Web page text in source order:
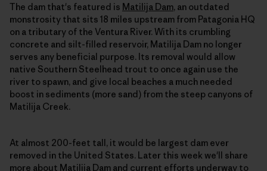
The dam that's featured is Matilija Dam, an outdated
monstrosity that sits 18 miles upstream from Patagonia HQ
on a tributary of the Ventura River. With its crumbling
concrete and silt-filled reservoir, Matilija Dam no longer
serves any beneficial purpose. Its removal would allow
native Southern Steelhead trout to once again use the
river to spawn, and give local beaches a much needed
boost in sediments (more sand) from the steep canyons of
Matilija Creek.
At almost 200-feet tall, it would be largest dam ever
removed in the United States. Later this week we'll share
more about Matilija Dam and current efforts underway to